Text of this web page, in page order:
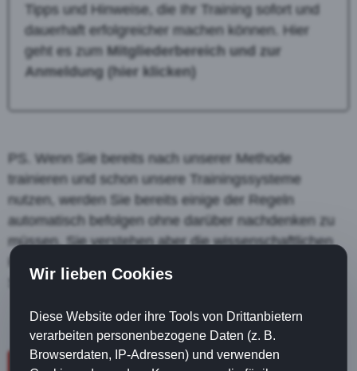
Tipps und Hinweise, die Ihr Training sofort und
dauerhaft erfolgreicher machen können. Hier
geht es zum Mitgliederbereich und zur
Anmeldung (hier klicken)
PS. Wenn Sie bereits nach unserer Methode
trainieren und schon unsere Trainingssysteme
nutzen, werden Sie bereits einige der Regeln
automatisch befolgen ohne darüber nachdenken zu
müssen. Sie verstehen aber die wissenschaftlichen
Hintergründe besser und lernen, diese Grundlagen
Schritt für Schritt umzusetzen.
zur Übersicht
Wir lieben Cookies
Diese Website oder ihre Tools von Drittanbietern
verarbeiten personenbezogene Daten (z. B.
Browserdaten, IP-Adressen) und verwenden